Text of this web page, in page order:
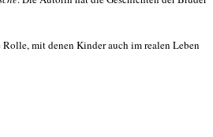
mit denen Kinder auch im realen Leben